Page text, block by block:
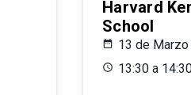
Harvard
School
13 de
13:30 a